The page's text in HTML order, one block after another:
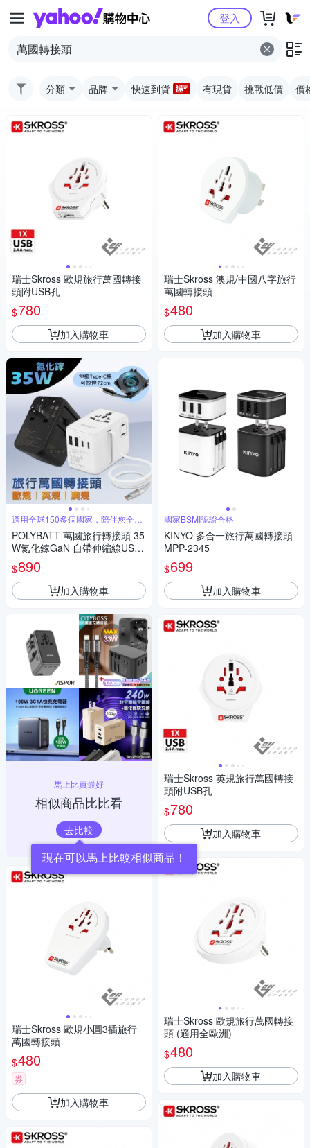
Yahoo購物中心登入
分類 品牌 快速到貨 有現貨 挑戰低價 價
瑞士Skross 歐規旅行萬國轉接
頭附USB孔
$780
加入購物車
適用全球150多個國家，陪伴您全球
走透
POLYBATT 萬國旅行轉接頭 35
W氮化鎵GaN 自帶伸縮線USB
充電器 3種國際規格
$890
加入購物車
馬上比買最好
相似商品比比看
去比較
瑞士Skross 歐規小圓3插旅行
萬國轉接頭
$480
券
加入購物車
瑞士Skross 澳規/中國八字旅行
萬國轉接頭
$480
加入購物車
國家BSMI認證合格
KINYO 多合一旅行萬國轉接頭
MPP-2345
$699
加入購物車
瑞士Skross 英規旅行萬國轉接
頭附USB孔
$780
加入購物車
瑞士Skross 歐規旅行萬國轉接
頭 (適用全歐洲)
$480
加入購物車